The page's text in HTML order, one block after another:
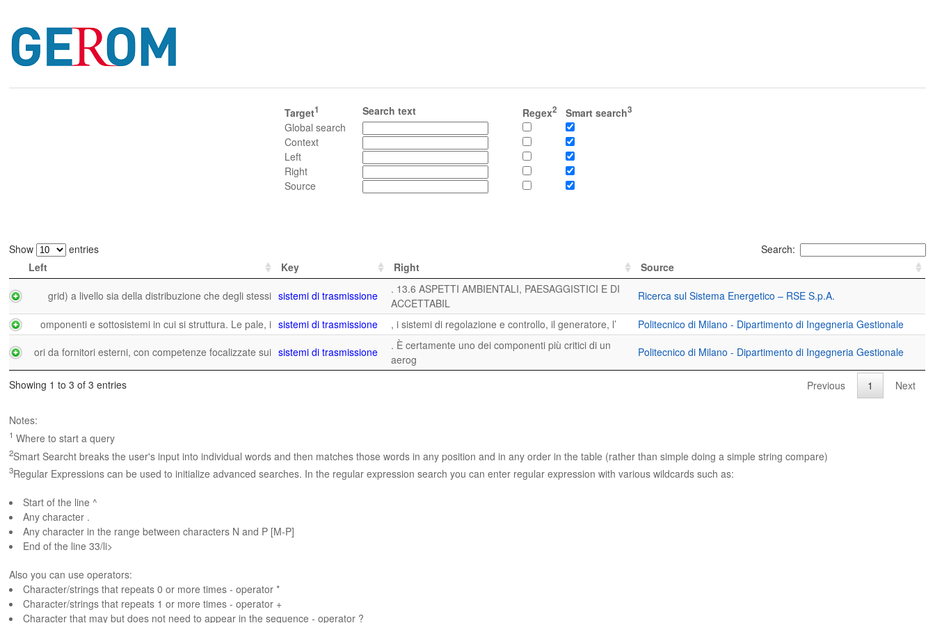
Target1 Search text Regex2 Smart search3
Global search
Context
Left
Right
Source
Show entries
Search:
Left
Key Right Source
grid) a livello sia della distribuzione che degli stessi sistemi di trasmissione
. 13.6 ASPETTI AMBIENTALI, PAESAGGISTICI E DI
ACCETTABIL
Ricerca sul Sistema Energetico – RSE S.p.A.
omponenti e sottosistemi in cui si struttura. Le pale, i sistemi di trasmissione , i sistemi di regolazione e controllo, il generatore, l’
Politecnico di Milano - Dipartimento di Ingegneria Gestionale
ori da fornitori esterni, con competenze focalizzate sui sistemi di trasmissione
. È certamente uno dei componenti più critici di un
aerog
Politecnico di Milano - Dipartimento di Ingegneria Gestionale
Showing 1 to 3 of 3 entries Previous 1 Next
Notes:
1 Where to start a query
2Smart Searcht breaks the user's input into individual words and then matches those words in any position and in any order in the table (rather than simple doing a simple string compare)
3Regular Expressions can be used to initialize advanced searches. In the regular expression search you can enter regular expression with various wildcards such as:
Start of the line ^
Any character .
Any character in the range between characters N and P [M-P]
End of the line 33/li>
Also you can use operators:
Character/strings that repeats 0 or more times - operator *
Character/strings that repeats 1 or more times - operator +
Character that may but does not need to appear in the sequence - operator ?